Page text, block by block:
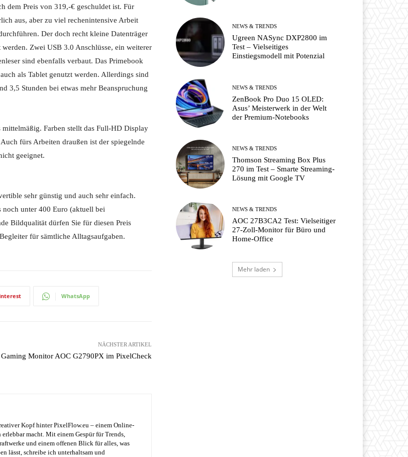
dem Preis von 319,-€ geschuldet ist. Für
aus, aber zu viel rechenintensive Arbeit
Der doch recht kleine Datenträger
Zwei USB 3.0 Anschlüsse, ein weiterer
sind ebenfalls verbaut. Das Primebook
als Tablet genutzt werden. Allerdings sind
3,5 Stunden bei etwas mehr Beanspruchung
Farben stellt das Full-HD Display
fürs Arbeiten draußen ist der spiegelnde
geeignet.
sehr günstig und auch sehr einfach.
noch unter 400 Euro (aktuell bei
Bildqualität dürfen Sie für diesen Preis
für sämtliche Alltagsaufgaben.
WhatsApp
NÄCHSTER ARTIKEL
Monitor AOC G2790PX im PixelCheck
Kopf hinter PixelFlow.eu – einem Online-
macht. Mit einem Gespür für Trends,
und einem offenen Blick für alles, was
lässt, schreibe ich unterhaltsam und
NEWS & TRENDS
Ugreen NASync DXP2800 im
Test – Vielseitiges
Einstiegsmodell mit Potenzial
NEWS & TRENDS
ZenBook Pro Duo 15 OLED:
Asus’ Meisterwerk in der Welt
der Premium-Notebooks
NEWS & TRENDS
Thomson Streaming Box Plus
270 im Test – Smarte Streaming-
Lösung mit Google TV
NEWS & TRENDS
AOC 27B3CA2 Test: Vielseitiger
27-Zoll-Monitor für Büro und
Home-Office
Mehr laden